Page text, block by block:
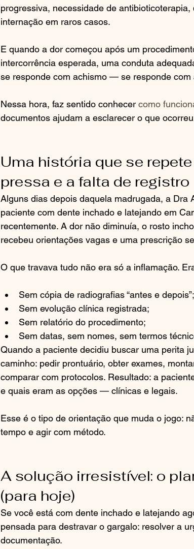
progressiva, necessidade de
internação em raros casos.
E quando a dor começou após um
intercorrência esperada, uma conduta
se responde com achismo — se responde com
Nessa hora, faz sentido conhecer como
documentos ajudam a esclarecer o que
Uma história que se
pressa e a falta de registro
Alguns dias depois daquela madrugada, a Dra
paciente com dente inchado e latejando em
recentemente. A dor não diminuía, o rosto
recebeu orientações vagas e uma prescrição
O que travava tudo não era só a inflamação.
Sem cópia de radiografias “antes e depois”;
Sem evolução clínica registrada;
Sem relatório do procedimento;
Sem datas, sem nomes, sem termos
Quando a paciente decidiu buscar uma perita
caminho: pedir prontuário, obter exames,
comparar com protocolos. Resultado: a
e quais eram as opções — clínicas e legais.
Esse é o tipo de orientação que muda o jogo:
tempo e agir com método.
A solução irresistível: o
(para hoje)
Se você está com dente inchado e latejando
pensada para destravar o gargalo: resolver a
documentação.